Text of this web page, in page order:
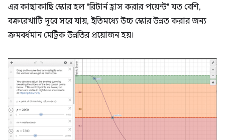
এর কাছাকাছি স্কোর হল "রিটার্ন হ্রাস করার পয়েন্ট" যত বেশি,
বক্ররেখাটি দূরে সরে যায়, ইতিমধ্যে উচ্চ স্কোর উন্নত করার জন্য
ক্রমবর্ধমান মেট্রিক উন্নতির প্রয়োজন হয়।